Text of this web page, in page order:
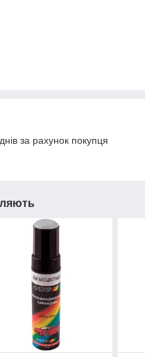
за рахунок покупця